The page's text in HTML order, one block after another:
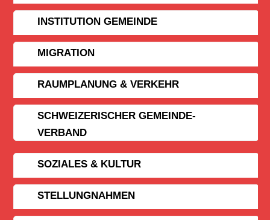
INSTITUTION GEMEINDE
MIGRATION
RAUMPLANUNG & VERKEHR
SCHWEIZERISCHER GEMEINDE­
VERBAND
SOZIALES & KULTUR
STELLUNGNAHMEN